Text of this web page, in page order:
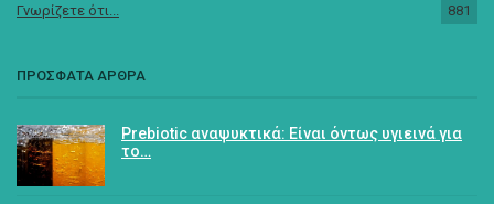
Γνωρίζετε ότι... 881
ΠΡΟΣΦΑΤΑ ΑΡΘΡΑ
Prebiotic αναψυκτικά: Είναι όντως υγιεινά για
το…